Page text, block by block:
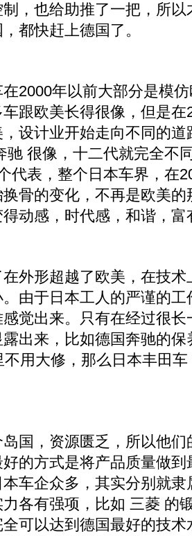
，也给助推了一把，所
都快赶上德国了。
年以前大部分是模仿
跟欧美长得很像，但是
设计业开始走向不同的
驰 很像，十二代就完全不
代表，整个日本车界，在
骨的变化，不再是欧美
动感，时代感，和谐，
形超越了欧美，在技术
由于日本工人的严谨的
觉出来。只有在经过很
出来，比如德国奔驰的
不用大修，那么日本丰田
，资源匮乏，所以他们
的方式是将产品质量做
车企众多，其实分别就
各有强项，比如 三菱 的
可以达到德国最好的技